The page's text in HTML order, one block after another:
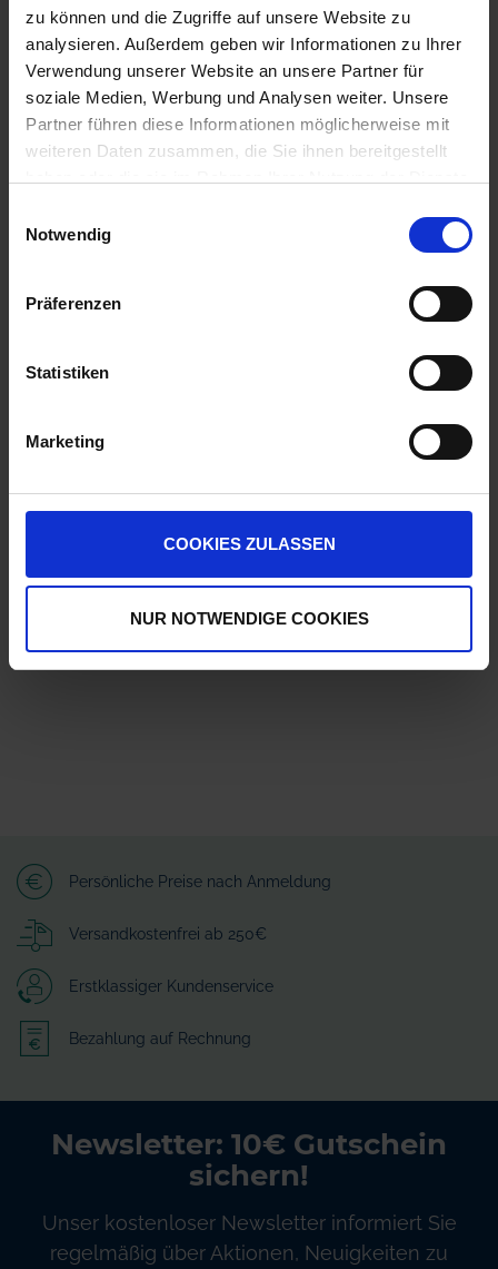
zu können und die Zugriffe auf unsere Website zu
analysieren. Außerdem geben wir Informationen zu Ihrer
Verwendung unserer Website an unsere Partner für
soziale Medien, Werbung und Analysen weiter. Unsere
Partner führen diese Informationen möglicherweise mit
weiteren Daten zusammen, die Sie ihnen bereitgestellt
Notwendig
Präferenzen
Statistiken
Marketing
COOKIES ZULASSEN
NUR NOTWENDIGE COOKIES
Anmelden für Ihren persönlichen Preis
3,49 € / St
inkl. 19% MwSt.
Auf Lager
QTY_CONTROL_DECREASE
IN DEN WARENKORB
ZUR VERGLEICHSLISTE HINZUFÜGEN
Herstellerinformationen (GPSR)
Arag S.r.l. con socio unico
42048 Rubiera - Reggio nell Emilia - ITALY
customerservice-RUB@nordson.com
Persönliche Preise nach Anmeldung
Versandkostenfrei ab 250€
Erstklassiger Kundenservice
Bezahlung auf Rechnung
Newsletter: 10€ Gutschein
sichern!
Unser kostenloser Newsletter informiert Sie
regelmäßig über Aktionen, Neuigkeiten zu